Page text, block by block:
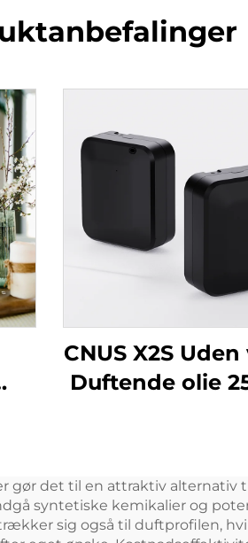
CNUS X2S
Duftende olie
Aroma
gør det til en attraktiv
syntetiske kemikalier og
sig også til duftprofilen,